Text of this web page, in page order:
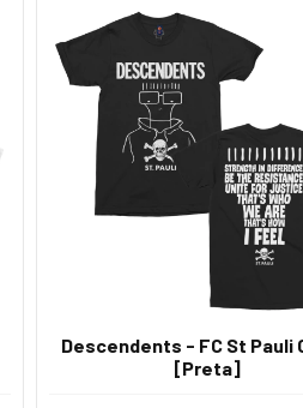
Descendents - FC St Pauli
[Preta]